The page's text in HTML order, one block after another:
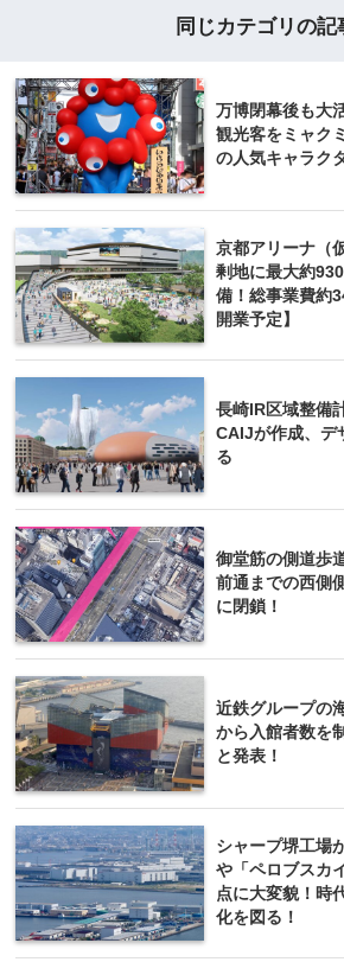
同じカテゴリの記
万博閉幕後も大
観光客をミャク
の人気キャラク
京都アリーナ（
剰地に最大約
備！総事業費約
開業予定】
長崎IR区域整備
CAIJが作成、デ
る
御堂筋の側道歩
前通までの西側
に閉鎖！
近鉄グループの
から入館者数を
と発表！
シャープ堺工場
や「ペロブスカ
点に大変貌！時
化を図る！